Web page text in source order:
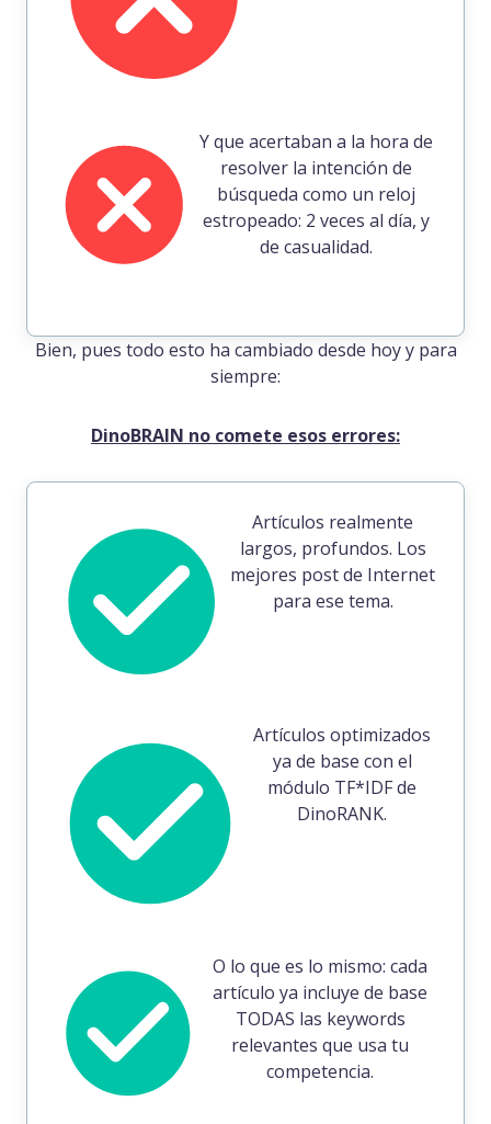
Y que acertaban a la hora de
resolver la intención de
búsqueda como un reloj
estropeado: 2 veces al día, y
de casualidad.
Bien, pues todo esto ha cambiado desde hoy y para
siempre:
DinoBRAIN no comete esos errores:
Artículos realmente
largos, profundos. Los
mejores post de Internet
para ese tema.
Artículos optimizados
ya de base con el
módulo TF*IDF de
DinoRANK.
O lo que es lo mismo: cada
artículo ya incluye de base
TODAS las keywords
relevantes que usa tu
competencia.